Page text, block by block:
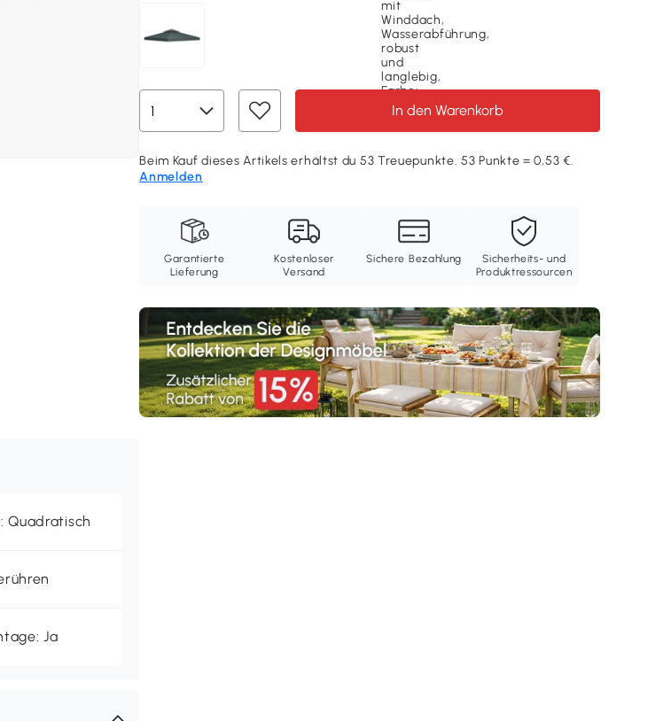
In den Warenkorb
Beim Kauf dieses Artikels erhältst du 53 Treuepunkte. 53 Punkte = 0,53 €.
Anmelden
Garantierte
Lieferung
Kostenloser
Versand
Sichere Bezahlung
Sicherheits- und
Produktressourcen
Quadratisch
Ja